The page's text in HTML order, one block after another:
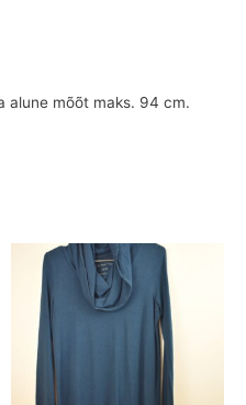
alune mõõt maks. 94 cm.